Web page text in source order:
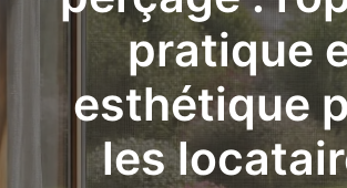
pratique
esthétique
les